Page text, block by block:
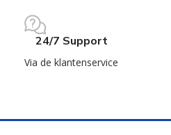
24/7 Support
Via de klantenservice